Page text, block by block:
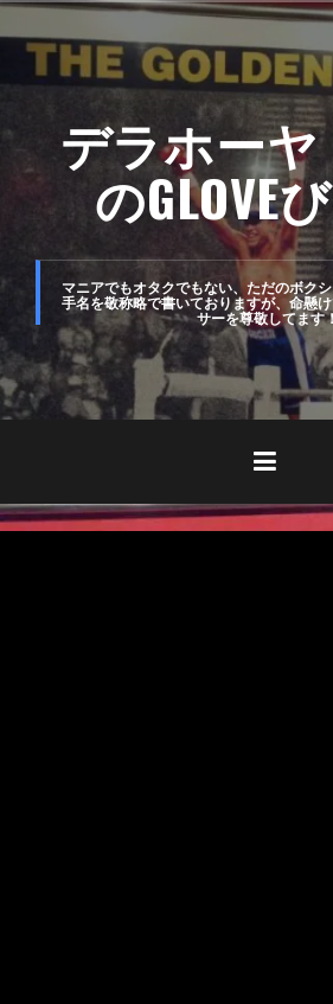
ン
キ
プ
デラホー
のGLOVE
マニアでもオタクでもない、ただのボク
手名を敬称略で書いておりますが、命懸
サーを尊敬してます